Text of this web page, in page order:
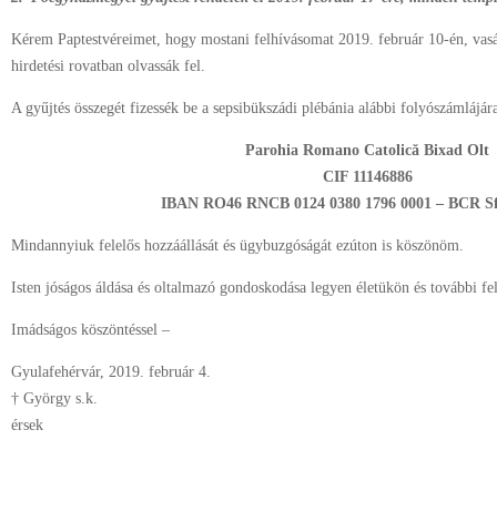
Kérem Paptestvéreimet, hogy mostani felhívásomat 2019. február 10-én,
hirdetési rovatban olvassák fel.
A gyűjtés összegét fizessék be a sepsibükszádi plébánia alábbi
Parohia Romano Catolică Bixad Olt
CIF 11146886
IBAN RO46 RNCB 0124 0380 1796 0001 – BCR
Mindannyiuk felelős hozzáállását és ügybuzgóságát ezúton is köszönöm.
Isten jóságos áldása és oltalmazó gondoskodása legyen életükön és további
Imádságos köszöntéssel –
Gyulafehérvár, 2019. február 4.
† György s.k.
érsek